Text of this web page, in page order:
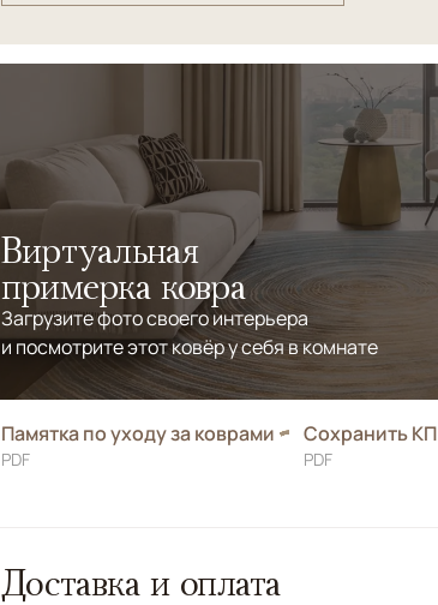
Виртуальная
примерка ковра
Загрузите фото своего интерьера
и посмотрите этот ковёр у себя в комнате
Памятка по уходу за коврами
PDF
Сохранить КП
PDF
Доставка и оплата